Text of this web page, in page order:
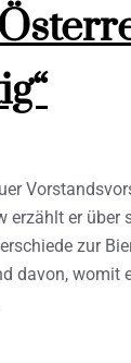
erzählt er über
zur
davon, womit